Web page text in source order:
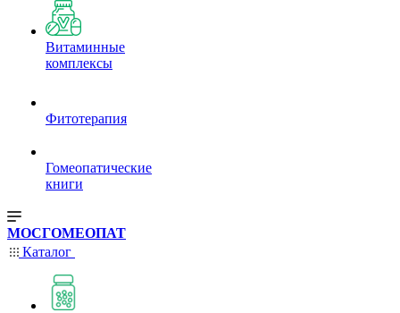
Витаминные
комплексы
Фитотерапия
Гомеопатические
книги
МОСГОМЕОПАТ
Каталог